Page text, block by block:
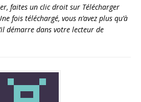
faites un clic droit sur Télécharger
fois téléchargé, vous n’avez plus qu’à
démarre dans votre lecteur de